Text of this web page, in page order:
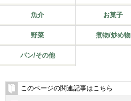
魚介 お菓子
野菜 煮物/炒め物
パン/その他
このページの関連記事はこちら